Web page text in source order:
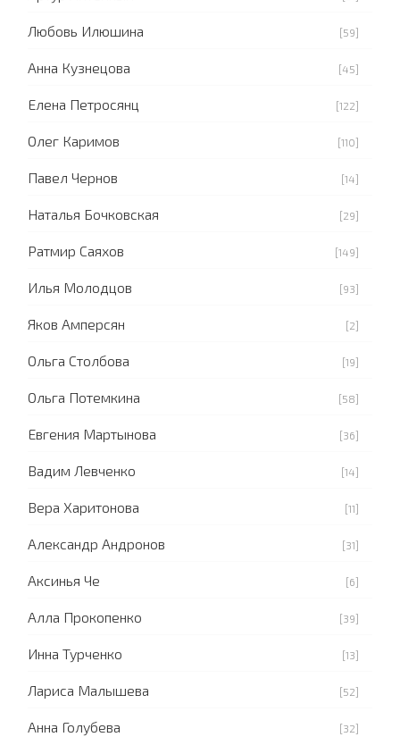
Любовь Илюшина [59]
Анна Кузнецова [45]
Елена Петросянц [122]
Олег Каримов [110]
Павел Чернов [14]
Наталья Бочковская [29]
Ратмир Саяхов [149]
Илья Молодцов [93]
Яков Амперсян [2]
Ольга Столбова [19]
Ольга Потемкина [58]
Евгения Мартынова [36]
Вадим Левченко [14]
Вера Харитонова [11]
Александр Андронов [31]
Аксинья Че [6]
Алла Прокопенко [39]
Инна Турченко [13]
Лариса Малышева [52]
Анна Голубева [32]